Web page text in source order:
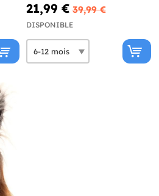
21,99 € 39,99 €
DISPONIBLE